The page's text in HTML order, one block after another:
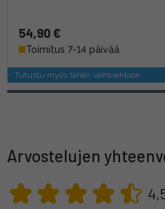
54,90 €
Toimitus 7-14 päivää
Tutustu myös tähän vaihtoehtoon
Arvostelujen